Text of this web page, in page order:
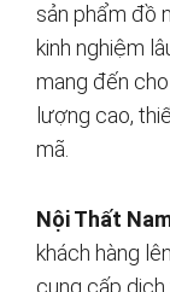
sản phẩm đồ
kinh nghiệm
mang đến
lượng cao,
mã.
Nội Thất
khách hàng